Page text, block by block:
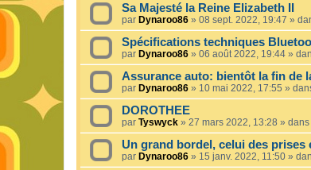
Sa Majesté la Reine Elizabeth II
par Dynaroo86 » 08 sept. 2022, 19:47 »
Spécifications techniques
par Dynaroo86 » 06 août 2022, 19:44 »
Assurance auto: bientôt la fin de
par Dynaroo86 » 10 mai 2022, 17:55 »
DOROTHEE
par Tyswyck » 27 mars 2022, 13:28 » dans
Un grand bordel, celui des prises
par Dynaroo86 » 15 janv. 2022, 11:50 »